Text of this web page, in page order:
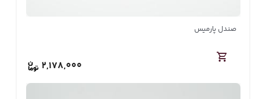
صندل پارمیس
2,178,000